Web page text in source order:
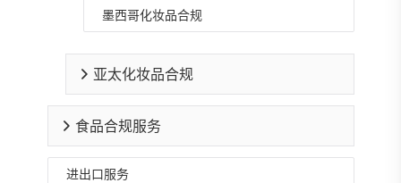
墨西哥化妆品合规
亚太化妆品合规
食品合规服务
进出口服务